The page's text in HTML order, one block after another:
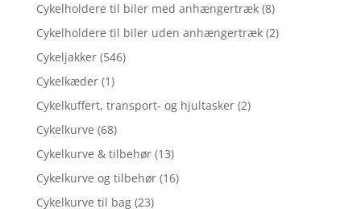
Cykelholdere til biler med anhængertræk (8)
Cykelholdere til biler uden anhængertræk (2)
Cykeljakker (546)
Cykelkæder (1)
Cykelkuffert, transport- og hjultasker (2)
Cykelkurve (68)
Cykelkurve & tilbehør (13)
Cykelkurve og tilbehør (16)
Cykelkurve til bag (23)